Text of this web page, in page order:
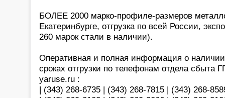
БОЛЕЕ 2000 марко-профиле-размеров
Екатеринбурге, отгрузка по всей России,
260 марок стали в наличии).
Оперативная и полная информация о
сроках отгрузки по телефонам отдела
yaruse.ru :
| (343) 268-6735 | (343) 268-7815 | (343) 268-